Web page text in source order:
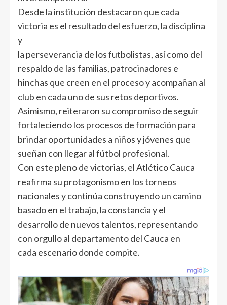
Desde la institución destacaron que cada
victoria es el resultado del esfuerzo, la disciplina
y
la perseverancia de los futbolistas, así como del
respaldo de las familias, patrocinadores e
hinchas que creen en el proceso y acompañan al
club en cada uno de sus retos deportivos.
Asimismo, reiteraron su compromiso de seguir
fortaleciendo los procesos de formación para
brindar oportunidades a niños y jóvenes que
sueñan con llegar al fútbol profesional.
Con este pleno de victorias, el Atlético Cauca
reafirma su protagonismo en los torneos
nacionales y continúa construyendo un camino
basado en el trabajo, la constancia y el
desarrollo de nuevos talentos, representando
con orgullo al departamento del Cauca en
cada escenario donde compite.